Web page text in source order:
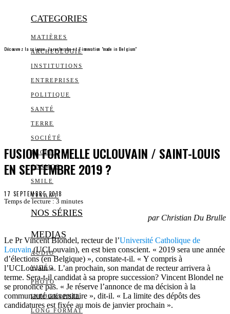
CATEGORIES
MATIÈRES
ARCHEOLOGIE
INSTITUTIONS
ENTREPRISES
POLITIQUE
SANTÉ
TERRE
SOCIÉTÉ
TECHNO
COSMOS
SMILE
VIVANT
NOS SÉRIES
MEDIAS
AUDIO
VIDÉO
PHOTO
INFOGRAPHIE
LONG FORMAT
Découvrez la science, la recherche et l’innovation "made in Belgium"
FUSION FORMELLE UCLOUVAIN / SAINT-LOUIS
EN SEPTEMBRE 2019 ?
17 SEPTEMBRE 2018
Temps de lecture : 3 minutes
par Christian Du Brulle
Le Pr Vincent Blondel, recteur de l’Université Catholique de
Louvain(UCLouvain), en est bien conscient. « 2019 sera une année
d’élections (en Belgique) », constate-t-il. « Y compris à
l’UCLouvain ». L’an prochain, son mandat de recteur arrivera à
terme. Sera-t-il candidat à sa propre succession? Vincent Blondel ne
se prononce pas. « Je réserve l’annonce de ma décision à la
communauté universitaire », dit-il. « La limite des dépôts des
candidatures est fixée au mois de janvier prochain ».